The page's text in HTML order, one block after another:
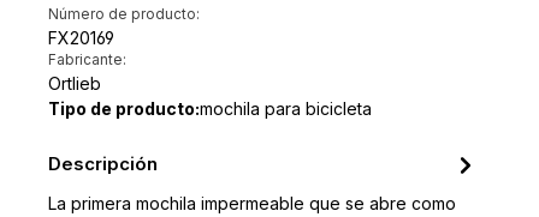
Número de producto:
FX20169
Fabricante:
Ortlieb
Tipo de producto:mochila para bicicleta
Descripción
La primera mochila impermeable que se abre como